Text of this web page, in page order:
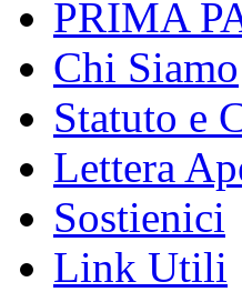
PRIMA
Chi Siamo
Statuto e
Lettera
Sostienici
Link Utili